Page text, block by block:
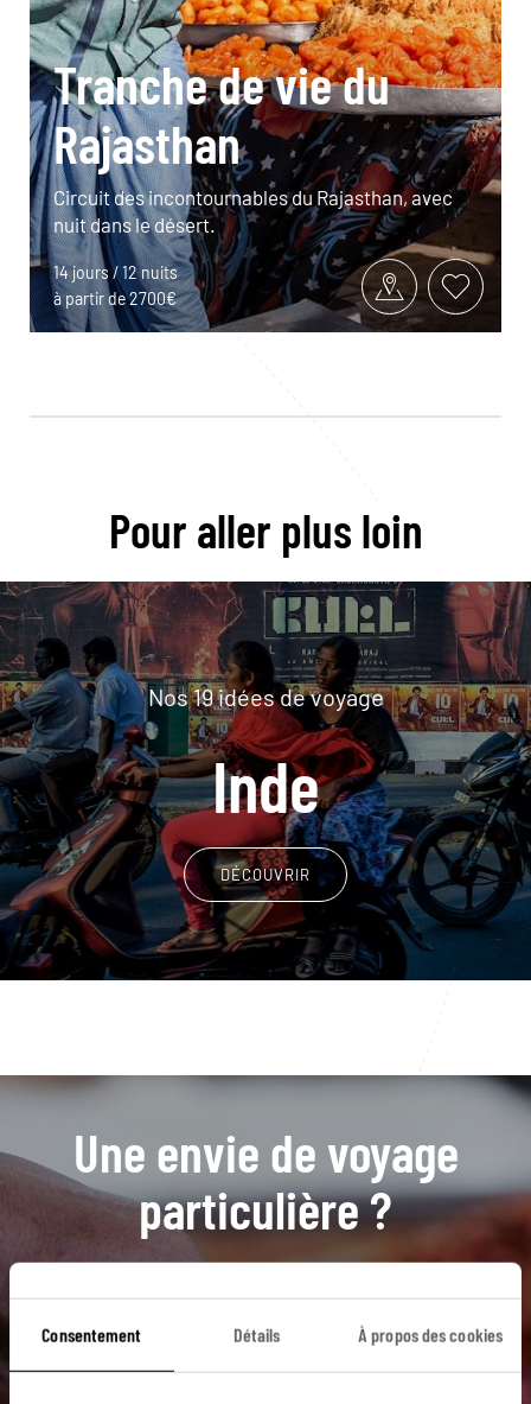
Consentement Détails À propos des cookies
Tranche de vie du
Rajasthan
Circuit des incontournables du Rajasthan, avec
nuit dans le désert.
14 jours / 12 nuits
à partir de 2700€
Pour aller plus loin
Nos 19 idées de voyage
Inde
DÉCOUVRIR
Une envie de voyage
particulière ?
Agra Bishnoïs Deogarh Fatehpur Sikri
Fort Mehrangarh Bikaner Bundi Delhi